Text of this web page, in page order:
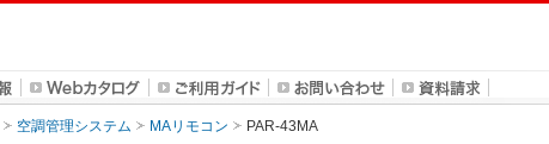
空調管理システム MAリモコン PAR-43MA